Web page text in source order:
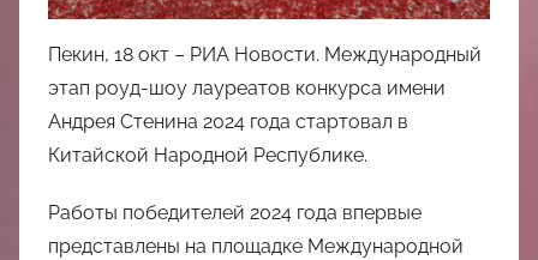
Пекин, 18 окт – РИА Новости. Международный
этап роуд-шоу лауреатов конкурса имени
Андрея Стенина 2024 года стартовал в
Китайской Народной Республике.
Работы победителей 2024 года впервые
представлены на площадке Международной